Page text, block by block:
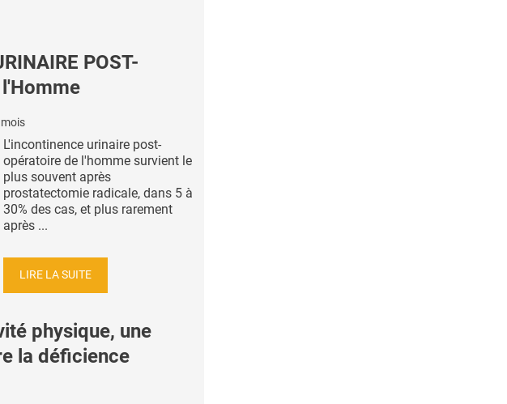
POST-
l'Homme
L'incontinence urinaire post-
opératoire de l'homme survient le
plus souvent après
prostatectomie radicale, dans 5 à
30% des cas, et plus rarement
après ...
LIRE LA SUITE
physique, une
la déficience